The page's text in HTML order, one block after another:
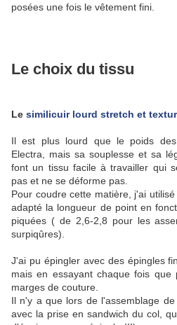
posées une fois le vêtement fini.
Le choix du tissu
Le similicuir lourd stretch et
Il est plus lourd que le poids des
Electra, mais sa souplesse et sa
font un tissu facile à travailler qui
pas et ne se déforme pas.
Pour coudre cette matière, j'ai
adapté la longueur de point en
piquées ( de 2,6-2,8 pour les
surpiqûres).
J'ai pu épingler avec des épingles
mais en essayant chaque fois que
marges de couture.
Il n'y a que lors de l'assemblage
avec la prise en sandwich du col,